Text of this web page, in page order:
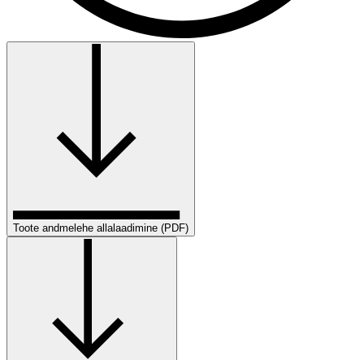
Toote andmelehe allalaadimine (PDF)